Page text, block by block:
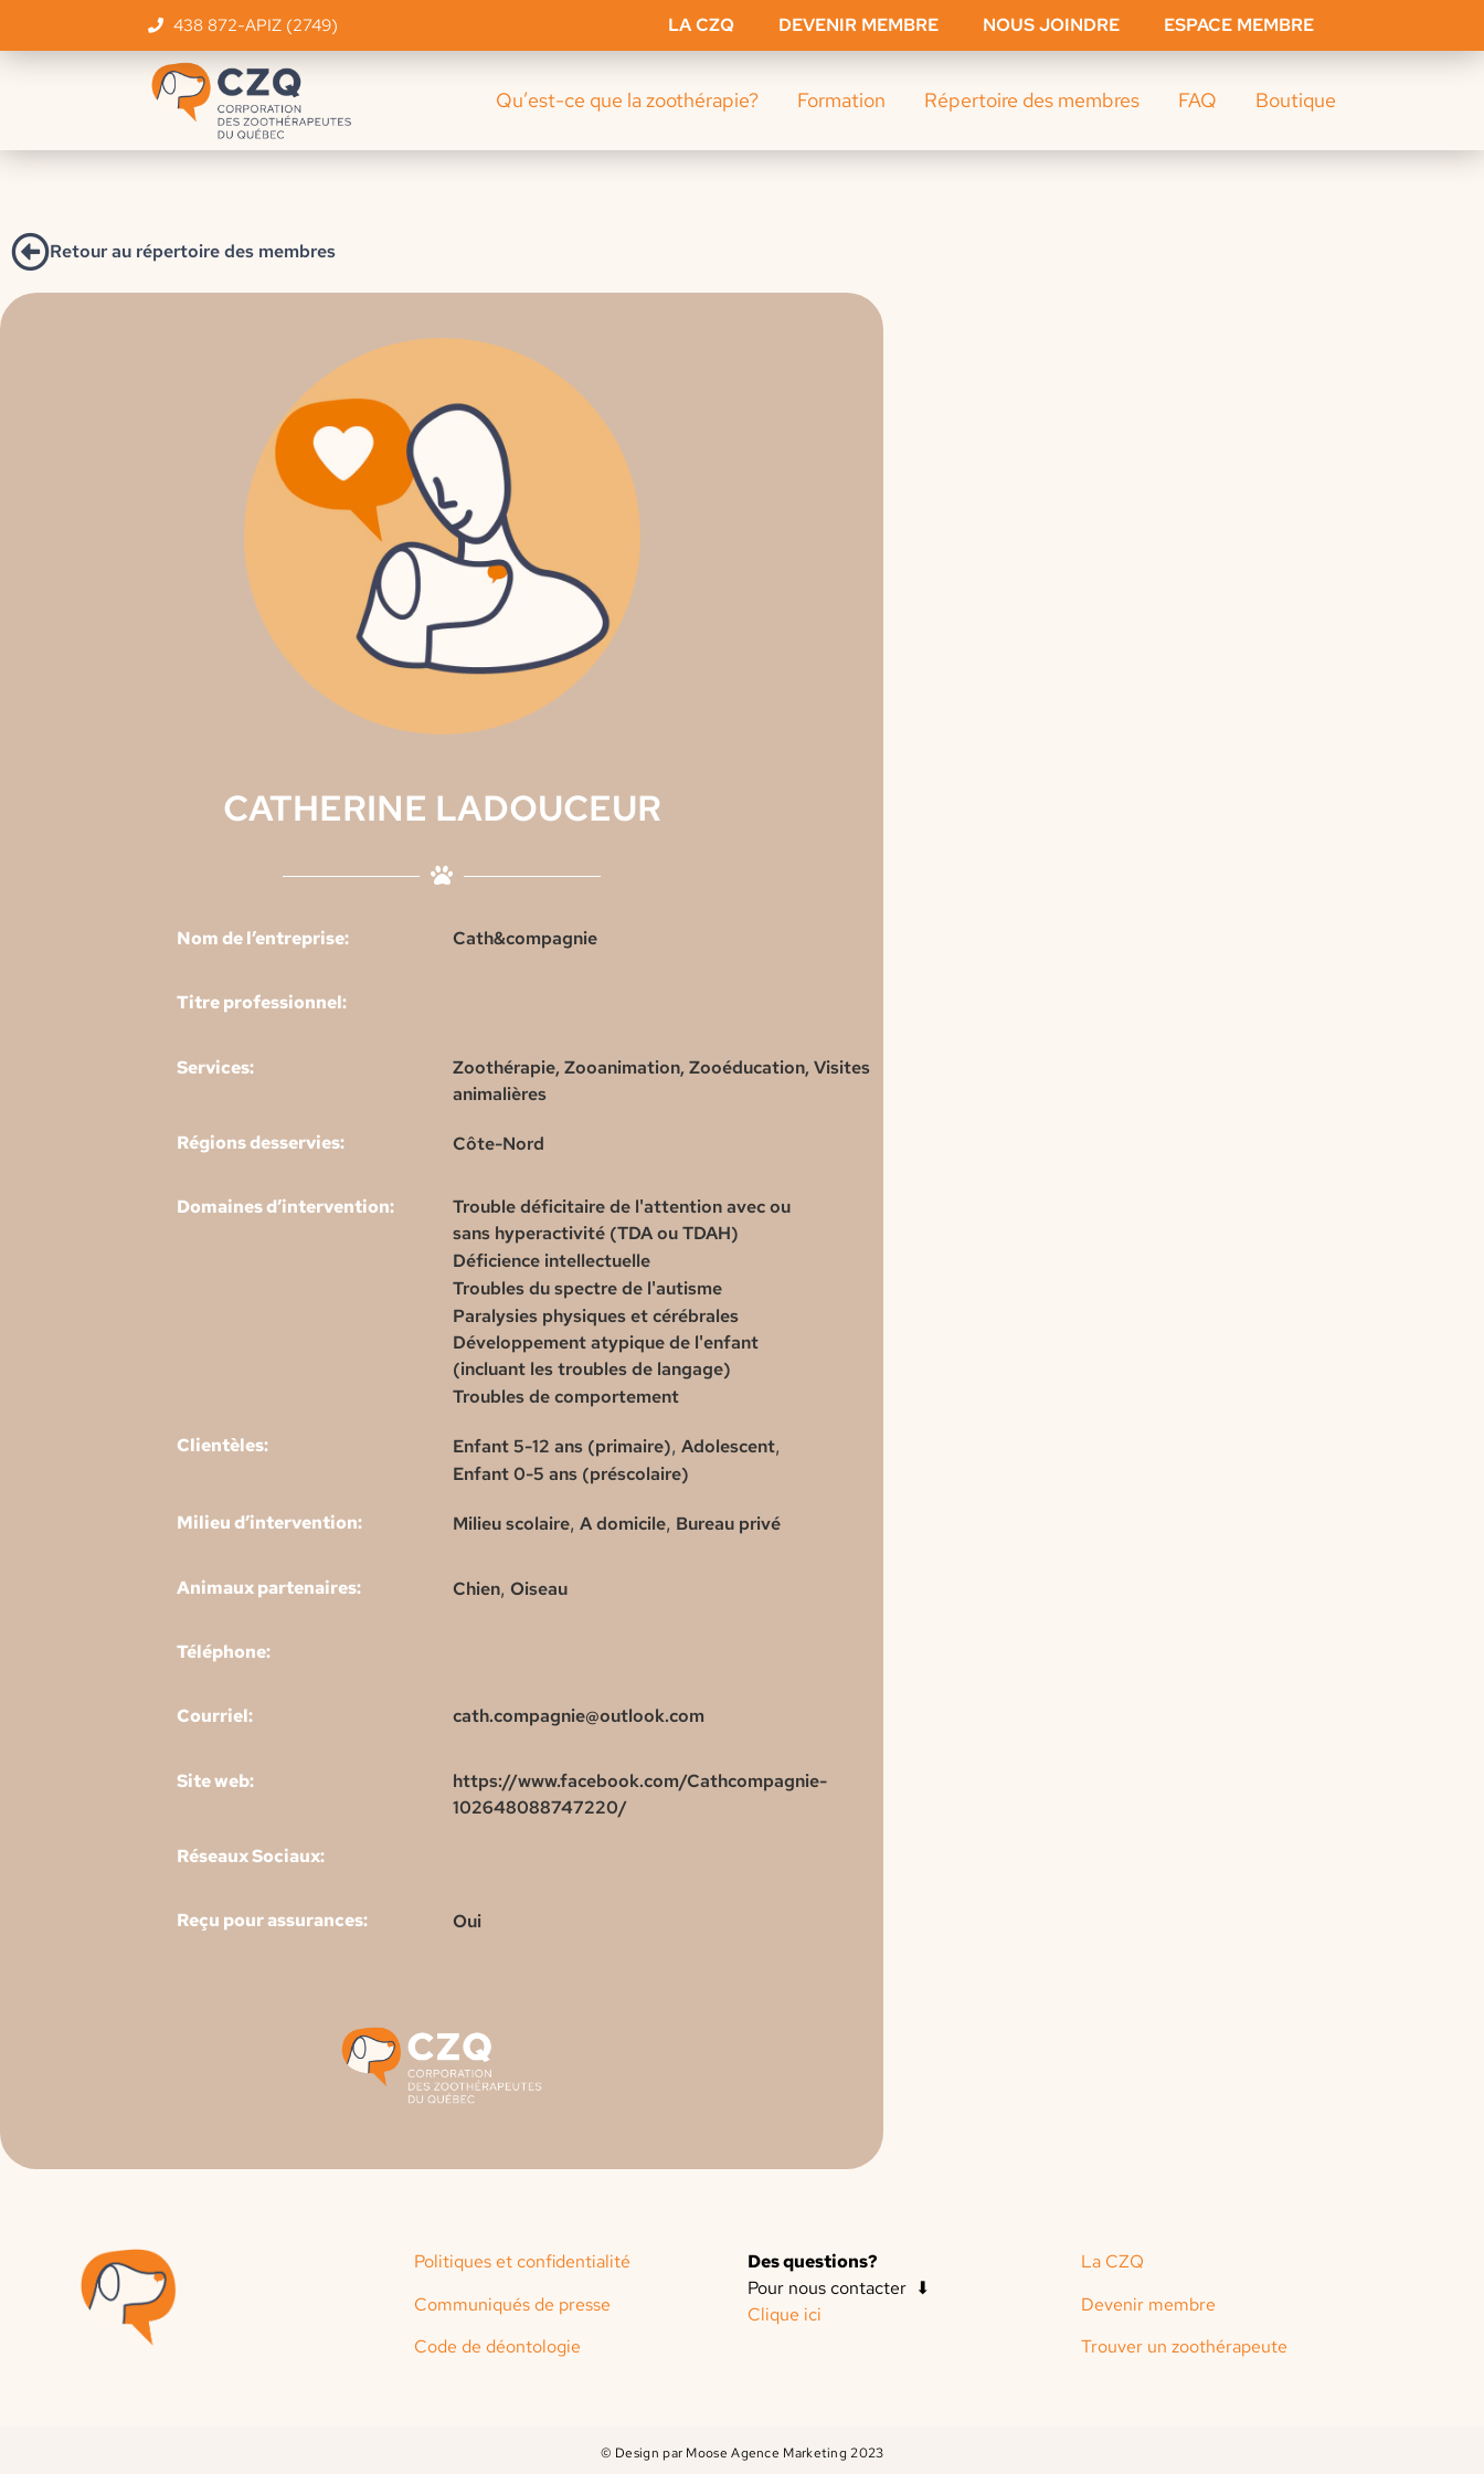
438 872-APIZ (2749) LA CZQ DEVENIR MEMBRE NOUS JOINDRE ESPACE MEMBRE
Qu’est-ce que la zoothérapie? Formation Répertoire des membres FAQ Boutique
Retour au répertoire des membres
CATHERINE LADOUCEUR
Nom de l’entreprise: Cath&compagnie
Titre professionnel:
Services:
Zoothérapie, Zooanimation, Zooéducation, Visites
animalières
Régions desservies: Côte-Nord
Domaines d’intervention:
Trouble déficitaire de l'attention avec ou
sans hyperactivité (TDA ou TDAH)
Déficience intellectuelle
Troubles du spectre de l'autisme
Paralysies physiques et cérébrales
Développement atypique de l'enfant
(incluant les troubles de langage)
Troubles de comportement
Clientèles: Enfant 5-12 ans (primaire), Adolescent,
Enfant 0-5 ans (préscolaire)
Milieu d’intervention: Milieu scolaire, A domicile, Bureau privé
Animaux partenaires: Chien, Oiseau
Téléphone:
Courriel: cath.compagnie@outlook.com
Site web:
https://www.facebook.com/Cathcompagnie-
102648088747220/
Réseaux Sociaux:
Reçu pour assurances: Oui
Politiques et confidentialité
Communiqués de presse
Code de déontologie
Des questions?
Pour nous contacter ⬇
Clique ici
La CZQ
Devenir membre
Trouver un zoothérapeute
© Design par Moose Agence Marketing 2023